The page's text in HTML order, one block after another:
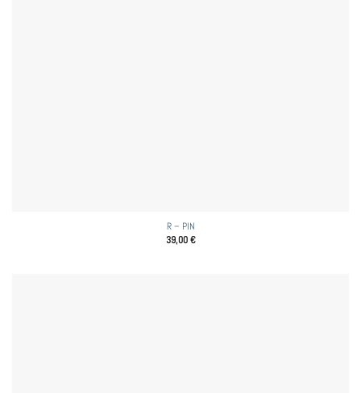
R – PIN
39,00€